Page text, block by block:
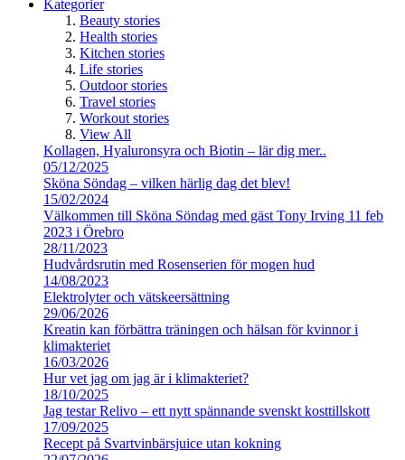
Kategorier
Beauty stories
Health stories
Kitchen stories
Life stories
Outdoor stories
Travel stories
Workout stories
View All
Kollagen, Hyaluronsyra och Biotin – lär dig mer..
05/12/2025
Sköna Söndag – vilken härlig dag det blev!
15/02/2024
Välkommen till Sköna Söndag med gäst Tony Irving 11 feb
2023 i Örebro
28/11/2023
Hudvårdsrutin med Rosenserien för mogen hud
14/08/2023
Elektrolyter och vätskeersättning
29/06/2026
Kreatin kan förbättra träningen och hälsan för kvinnor i
klimakteriet
16/03/2026
Hur vet jag om jag är i klimakteriet?
18/10/2025
Jag testar Relivo – ett nytt spännande svenskt kosttillskott
17/09/2025
Recept på Svartvinbärsjuice utan kokning